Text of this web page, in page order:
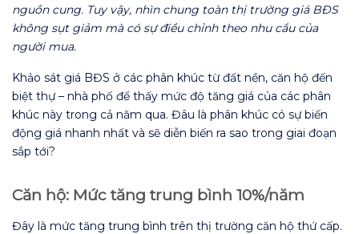
nguồn cung. Tuy vậy, nhìn chung toàn thị trường giá BĐS
không sụt giảm mà có sự điều chỉnh theo nhu cầu của
người mua.
Khảo sát giá BĐS ở các phân khúc từ đất nền, căn hộ đến
biệt thự – nhà phố để thấy mức độ tăng giá của các phân
khúc này trong cả năm qua. Đâu là phân khúc có sự biến
động giá nhanh nhất và sẽ diễn biến ra sao trong giai đoạn
sắp tới?
Căn hộ: Mức tăng trung bình 10%/năm
Đây là mức tăng trung bình trên thị trường căn hộ thứ cấp.